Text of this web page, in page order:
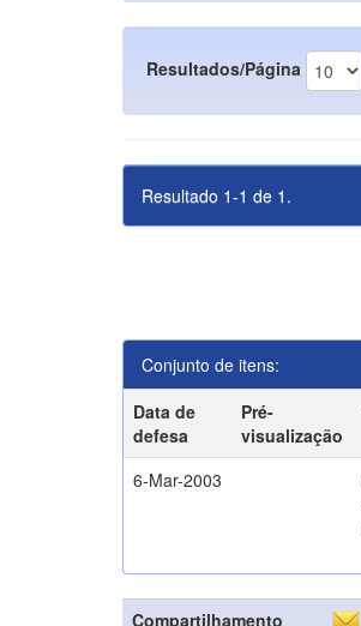
Resultados/Página
Resultado 1-1 de 1.
Conjunto de itens:
Data de
defesa
Pré-
visualização
6-Mar-2003
Compartilhamento